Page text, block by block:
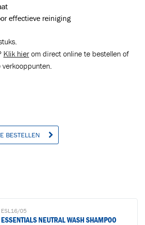
effectieve reiniging
Klik hier om direct online te bestellen of
verkooppunten.
BESTELLEN
ESL16/05
ESSENTIALS NEUTRAL WASH SHAMPOO